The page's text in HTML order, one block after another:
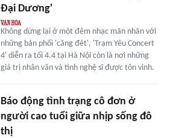
Đại Dương'
Không dừng lại ở một đêm nhạc mãn nhãn với
những bản phối 'căng đét', 'Trạm Yêu Concert
4' diễn ra tối 4.4 tại Hà Nội còn là nơi những
giá trị nhân văn và tình nghệ sĩ được tôn vinh.
Báo động tình trạng cô đơn ở
người cao tuổi giữa nhịp sống đô
thị